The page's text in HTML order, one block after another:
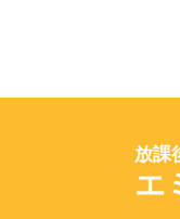
放課
エ